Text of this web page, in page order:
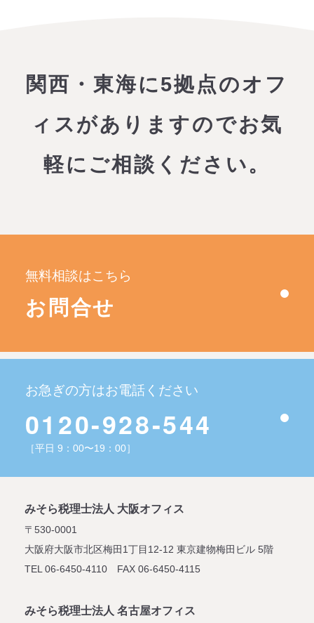
関西・東海に5拠点のオフ
ィスがありますのでお気
軽にご相談ください。
無料相談はこちら
お問合せ
お急ぎの方はお電話ください
0120-928-544
［平日 9：00〜19：00］
みそら税理士法人 大阪オフィス
〒530-0001
大阪府大阪市北区梅田1丁目12-12 東京建物梅田ビル 5階
TEL 06-6450-4110 FAX 06-6450-4115
みそら税理士法人 名古屋オフィス